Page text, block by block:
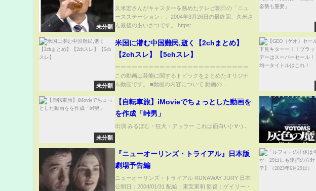
未分類
つ(2026年1月13日)
久米宏さんがキャスターを務めたテレビ朝日の「ニュ
ースステーション」。2004年3月26日の最終回、久米さ
ん最後のあいさつです。 https:...
未分類
米国に潜む中国難民,逝く【2chまとめ】
【2chスレ】【5chスレ】
ーーーーーーーーーーーーーーーーーーーーーーーー
この動画は芸能に関するトピックをまとめたオリジナ
ル動画です。 ■動画の内容について 動画の...
未分類
【自転車旅】iMovieでちょっとした動画を
を作成「峠男」
出演:みるぽむ・狂犬・アッラー これは面白い(･∀･)...
『ニューオーリンズ・トライアル』日本版
劇場予告編
ニューオーリンズ・トライアル RUNAWAY JURY 日本
公開日：2004/01/31 配給：東宝東和 監督：ゲイリー・